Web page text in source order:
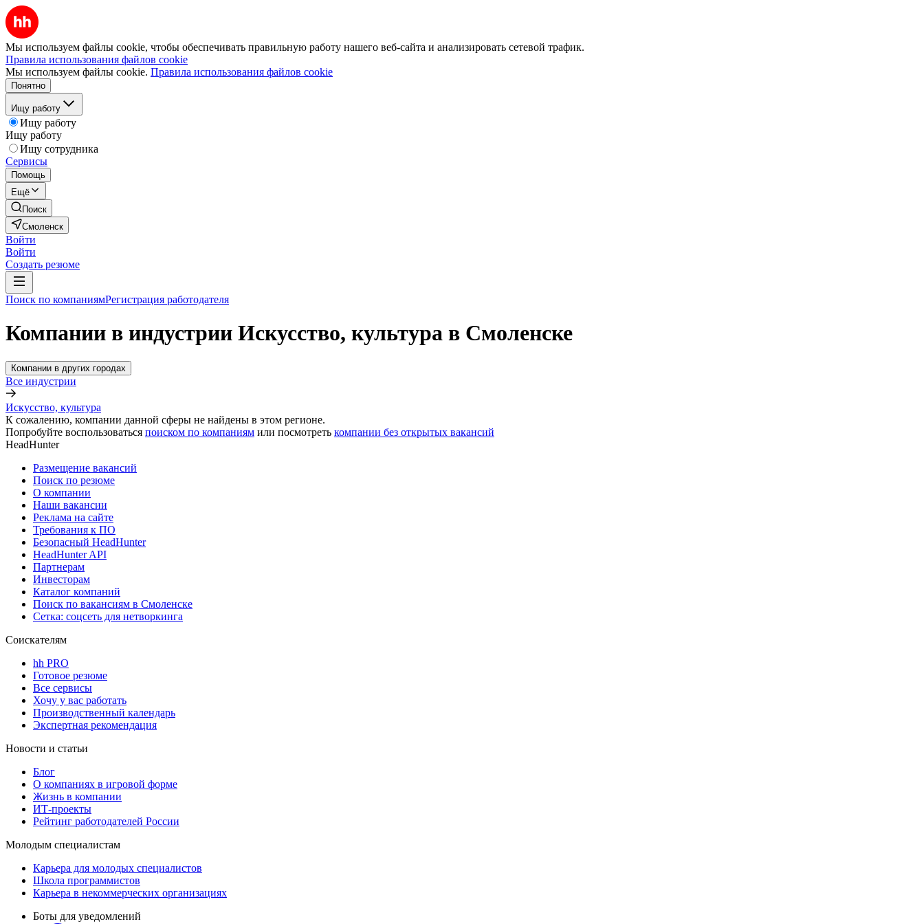
Мы используем файлы cookie, чтобы обеспечивать правильную работу нашего веб-сайта и анализировать сетевой трафик.
Правила использования файлов cookie
Мы используем файлы cookie. Правила использования файлов cookie
Понятно
Ищу работу
Ищу работу
Ищу работу
Ищу сотрудника
Сервисы
Помощь
Ещё
Поиск
Смоленск
Войти
Войти
Создать резюме
Поиск по компаниямРегистрация работодателя
Компании в индустрии Искусство, культура в Смоленске
Компании в других городах
Все индустрии
Искусство, культура
К сожалению, компании данной сферы не найдены в этом регионе.
Попробуйте воспользоваться поиском по компаниям или посмотреть компании без открытых вакансий
HeadHunter
Размещение вакансий
Поиск по резюме
О компании
Наши вакансии
Реклама на сайте
Требования к ПО
Безопасный HeadHunter
HeadHunter API
Партнерам
Инвесторам
Каталог компаний
Поиск по вакансиям в Смоленске
Сетка: соцсеть для нетворкинга
Соискателям
hh PRO
Готовое резюме
Все сервисы
Хочу у вас работать
Производственный календарь
Экспертная рекомендация
Новости и статьи
Блог
О компаниях в игровой форме
Жизнь в компании
ИТ-проекты
Рейтинг работодателей России
Молодым специалистам
Карьера для молодых специалистов
Школа программистов
Карьера в некоммерческих организациях
Боты для уведомлений